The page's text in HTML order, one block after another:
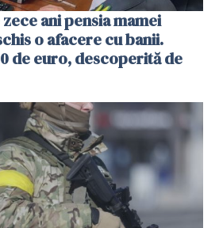
ani pensia mamei
o afacere cu banii.
de euro, descoperită de